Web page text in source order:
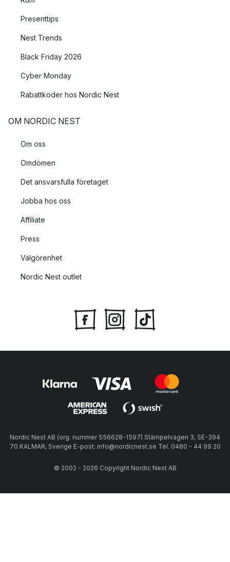
Presenttips
Nest Trends
Black Friday 2026
Cyber Monday
Rabattkoder hos Nordic Nest
OM NORDIC NEST
Om oss
Omdömen
Det ansvarsfulla företaget
Jobba hos oss
Affiliate
Press
Välgörenhet
Nordic Nest outlet
Nordic Nest AB (org. nummer 556628-1597) Stämpelvägen 3, SE-394
70 KALMAR, Sverige E-post: info@nordicnest.se Tel. 0480 - 44 99 20
© 2002 - 2026 Copyright Nordic Nest AB